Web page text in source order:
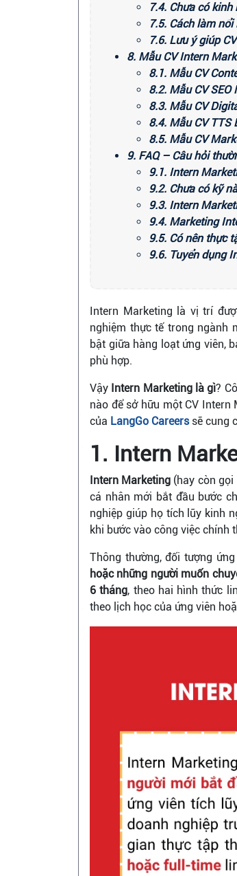
7.4. Chưa có
7.5. Cách làm
7.6. Lưu ý giúp
8. Mẫu CV Intern
8.1. Mẫu CV
8.2. Mẫu CV
8.3. Mẫu CV
8.4. Mẫu CV TTS
8.5. Mẫu CV
9. FAQ – Câu hỏi
9.1. Intern
9.2. Chưa có kỹ
9.3. Intern
9.4. Marketing
9.5. Có nên thực
9.6. Tuyển dụng
Intern Marketing là vị trí
nghiệm thực tế trong ngành
bật giữa hàng loạt ứng viên,
phù hợp.
Vậy Intern Marketing là gì?
nào để sở hữu một CV
của LangGo Careerssẽ cung
1. Intern
Intern Marketing (hay còn
cá nhân mới bắt đầu bước
nghiệp giúp họ tích lũy kinh
khi bước vào công việc chính
Thông thường, đối tượng
hoặc những người muốn
6 tháng, theo hai hình thức
theo lịch học của ứng viên